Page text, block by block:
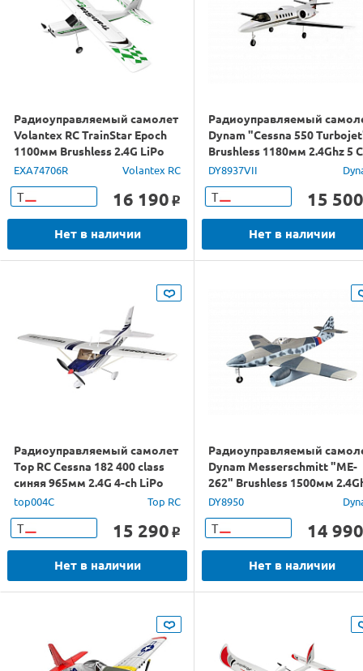
Радиоуправляемый самолет
Volantex RC TrainStar Epoch
1100мм Brushless 2.4G LiPo
RTF with Gyro
EXA74706R Volantex RC
Т 16 190 o
Нет в наличии
Радиоуправляемый
Dynam "Cessna 550
Brushless 1180мм 2.4Ghz 5
RTF + Li-Po
DY8937VII
Т 15 500
Нет в наличии
Радиоуправляемый самолет
Top RC Cessna 182 400 class
синяя 965мм 2.4G 4-ch LiPo
RTF
top004C Top RC
Т 15 290 o
Нет в наличии
Радиоуправляемый
Dynam Messerschmitt "ME-
262" Brushless 1500мм
6Ch RTF + Li-Po
DY8950
Т 14 990
Нет в наличии